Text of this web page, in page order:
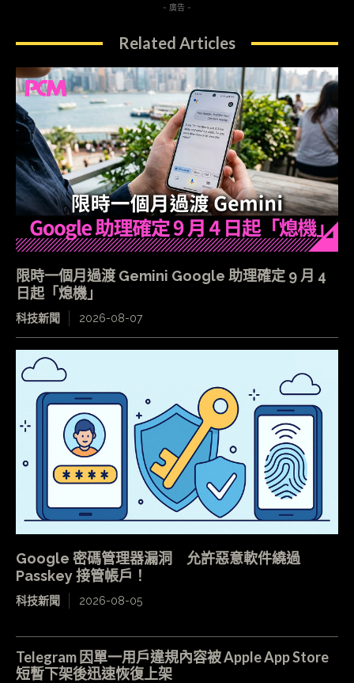
- 廣告 -
Related Articles
限時一個月過渡 Gemini Google 助理確定 9 月 4
日起「熄機」
科技新聞 2026-08-07
Google 密碼管理器漏洞 允許惡意軟件繞過
Passkey 接管帳戶！
科技新聞 2026-08-05
Telegram 因單一用戶違規內容被 Apple App Store
短暫下架後迅速恢復上架